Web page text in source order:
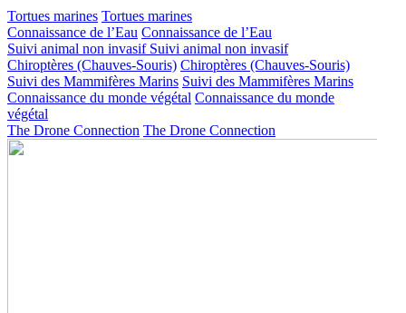
Tortues marines Tortues marines
Connaissance de l’Eau Connaissance de l’Eau
Suivi animal non invasif Suivi animal non invasif
Chiroptères (Chauves-Souris) Chiroptères (Chauves-Souris)
Suivi des Mammifères Marins Suivi des Mammifères Marins
Connaissance du monde végétal Connaissance du monde
végétal
The Drone Connection The Drone Connection